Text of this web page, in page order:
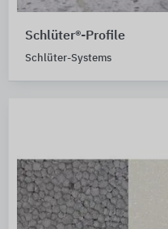
Schlüter®-Profile
Schlüter-Systems